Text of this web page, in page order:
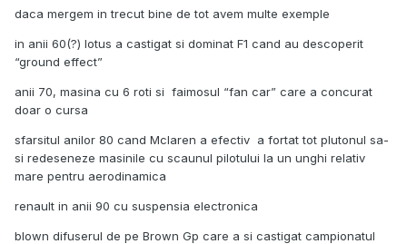
daca mergem in trecut bine de tot avem multe exemple
in anii 60(?) lotus a castigat si dominat F1 cand au descoperit
“ground effect”
anii 70, masina cu 6 roti si faimosul “fan car” care a concurat
doar o cursa
sfarsitul anilor 80 cand Mclaren a efectiv a fortat tot plutonul sa-
si redeseneze masinile cu scaunul pilotului la un unghi relativ
mare pentru aerodinamica
renault in anii 90 cu suspensia electronica
blown difuserul de pe Brown Gp care a si castigat campionatul